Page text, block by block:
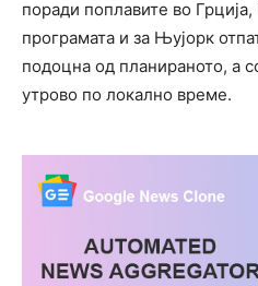
поради поплавите во
програмата и за Њујорк
подоцна од планираното, а
утрово по локално време.